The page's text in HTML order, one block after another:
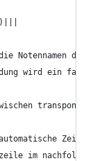
Notennamen
wird ein
im